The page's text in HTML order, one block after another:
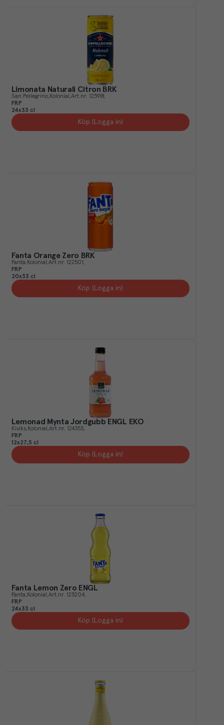
Limonata Naturali Citron BRK
San Pellegrino Kolonial Art.nr. 125918
FRP
24x33 cl
Köp (Logga in)
Fanta Orange Zero BRK
Fanta Kolonial Art.nr. 122501
FRP
20x33 cl
Köp (Logga in)
Lemonad Mynta Jordgubb ENGL EKO
Kiviks Kolonial Art.nr. 124353
FRP
12x27,5 cl
Köp (Logga in)
Fanta Lemon Zero ENGL
Fanta Kolonial Art.nr. 125204
FRP
24x33 cl
Köp (Logga in)